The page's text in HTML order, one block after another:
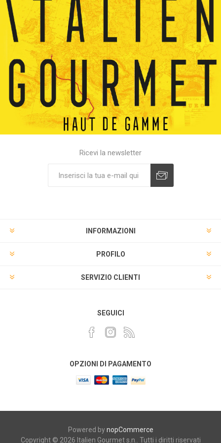
Ricevi la newsletter
INFORMAZIONI
PROFILO
SERVIZIO CLIENTI
SEGUICI
OPZIONI DI PAGAMENTO
Powered bynopCommerce
Copyright © 2026 Italien Gourmet s.n.. Tutti i diritti riservati